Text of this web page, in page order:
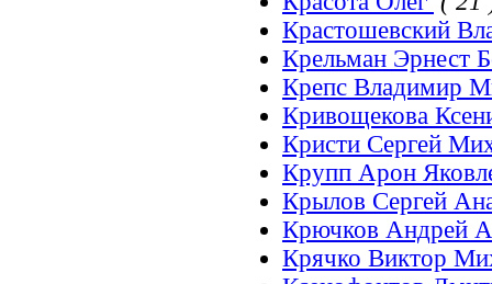
Крастошевский
Крельман Эрнест
Крепс Владимир
Кривощекова
Кристи Сергей
Крупп Арон
Крылов Сергей
Крючков Андрей
Крячко Виктор